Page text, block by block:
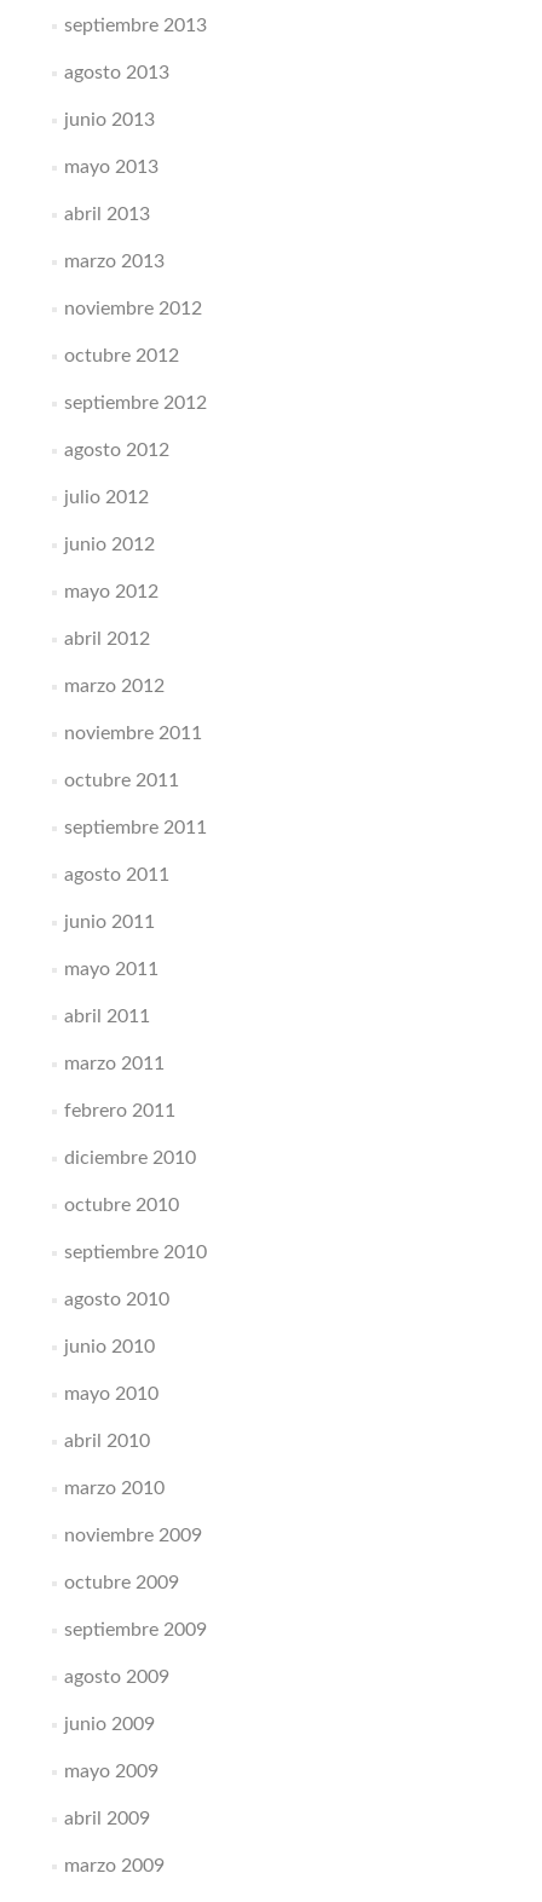
septiembre 2013
agosto 2013
junio 2013
mayo 2013
abril 2013
marzo 2013
noviembre 2012
octubre 2012
septiembre 2012
agosto 2012
julio 2012
junio 2012
mayo 2012
abril 2012
marzo 2012
noviembre 2011
octubre 2011
septiembre 2011
agosto 2011
junio 2011
mayo 2011
abril 2011
marzo 2011
febrero 2011
diciembre 2010
octubre 2010
septiembre 2010
agosto 2010
junio 2010
mayo 2010
abril 2010
marzo 2010
noviembre 2009
octubre 2009
septiembre 2009
agosto 2009
junio 2009
mayo 2009
abril 2009
marzo 2009